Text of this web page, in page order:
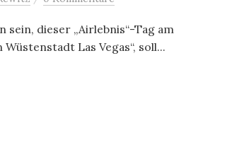
sein, dieser „Airlebnis“-Tag am
Las Vegas“, soll...